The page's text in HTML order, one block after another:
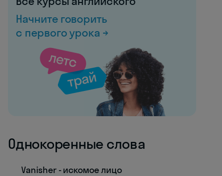
Начните говорить
с первого урока →
Однокоренные слова
Vanisher - искомое лицо